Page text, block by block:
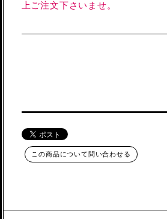
上ご注文下さいませ。
この商品について問い合わせる